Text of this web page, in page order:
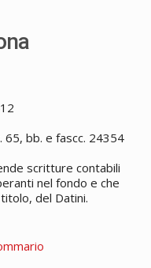
bb. e fascc. 24354
scritture contabili
nel fondo e che
del Datini.